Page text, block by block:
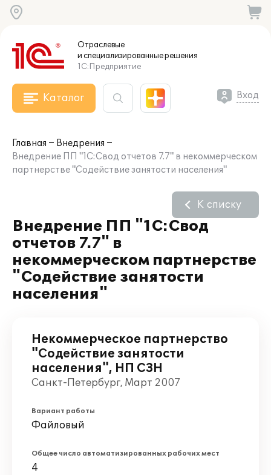
Отраслевые
и специализированныерешения
1С:Предприятие
Каталог Вход
Главная
Внедрения
Внедрение ПП "1С:Свод отчетов 7.7" в некоммерческом
партнерстве "Содействие занятости населения"
Внедрение ПП "1С:Свод
отчетов 7.7" в
некоммерческом партнерстве
"Содействие занятости
населения"
К списку
Некоммерческое партнерство
"Содействие занятости
населения", НП СЗН
Санкт-Петербург, Март 2007
Вариант работы
Файловый
Общее число автоматизированных рабочих мест
4